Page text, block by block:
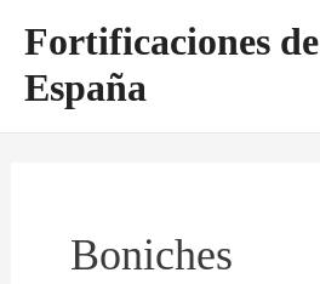
contenido
Fortificaciones de
España
Boniches